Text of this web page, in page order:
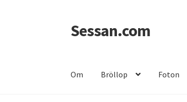
Hoppa
till
Hoppa
till
Sessan.com
Om Bröllop Foton